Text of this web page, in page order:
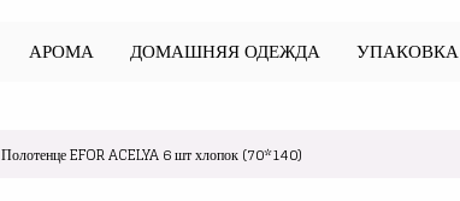
АРОМА ДОМАШНЯЯ ОДЕЖДА УПАКОВКА
Полотенце EFOR ACELYA 6 шт хлопок (70*140)